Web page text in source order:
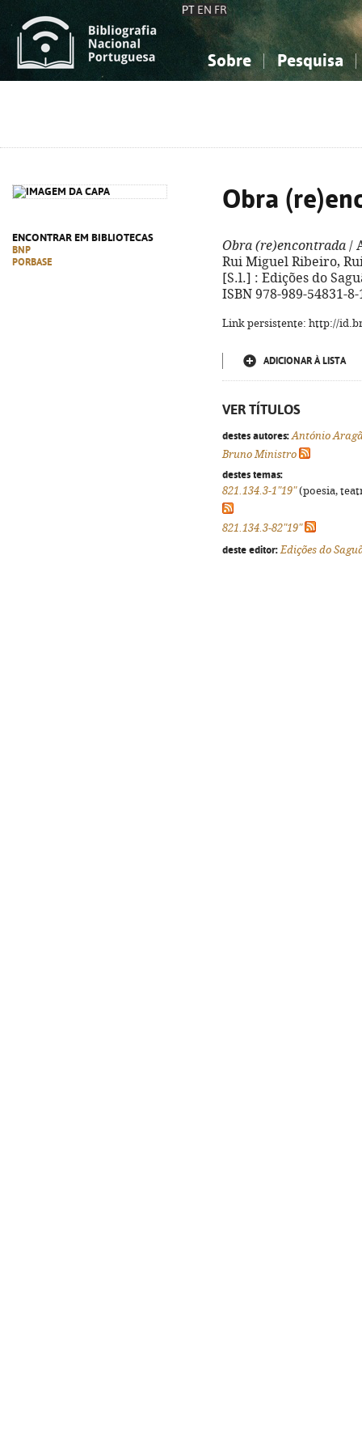
PT EN FR
Sobre Pesquisa
ENCONTRAR EM BIBLIOTECAS
BNP
PORBASE
Obra
Obra (re)encontrada /
Rui Miguel Ribeiro,
[S.l.] : Edições do
ISBN 978-989-54831-8-
Link persistente: http://
ADICIONAR À LISTA
VER TÍTULOS
destes autores: António
Bruno Ministro
destes temas:
821.134.3-1"19"(poesia,
821.134.3-82"19"
deste editor: Edições do